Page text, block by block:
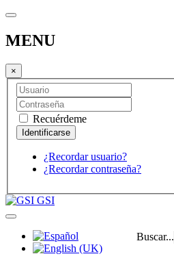
MENU
×
Recuérdeme
¿Recordar usuario?
¿Recordar contraseña?
GSI
Buscar...